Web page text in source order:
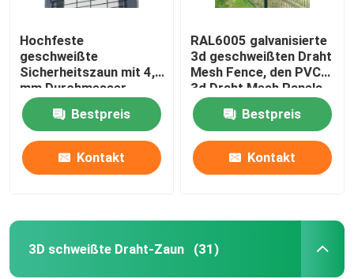
Hochfeste
geschweißte
Sicherheitszaun mit 4,0
mm Durchmesser
Bestpreis
Kontakt
RAL6005 galvanisierte
3d geschweißten Draht
Mesh Fence, den PVC
3d Draht Mesh Panels
beschichtete
Bestpreis
Kontakt
3D schweißte Draht-Zaun (31)